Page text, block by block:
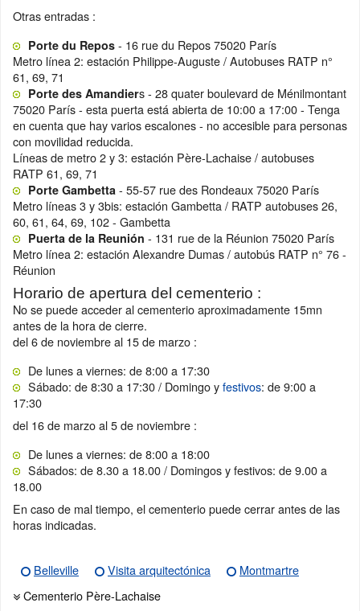
Otras entradas :
Porte du Repos - 16 rue du Repos 75020 París
Metro línea 2: estación Philippe-Auguste / Autobuses RATP n°
61, 69, 71
Porte des Amandiers - 28 quater boulevard de Ménilmontant
75020 París - esta puerta está abierta de 10:00 a 17:00 - Tenga
en cuenta que hay varios escalones - no accesible para personas
con movilidad reducida.
Líneas de metro 2 y 3: estación Père-Lachaise / autobuses
RATP 61, 69, 71
Porte Gambetta - 55-57 rue des Rondeaux 75020 París
Metro líneas 3 y 3bis: estación Gambetta / RATP autobuses 26,
60, 61, 64, 69, 102 - Gambetta
Puerta de la Reunión - 131 rue de la Réunion 75020 París
Metro línea 2: estación Alexandre Dumas / autobús RATP n° 76 -
Réunion
Horario de apertura del cementerio :
No se puede acceder al cementerio aproximadamente 15mn
antes de la hora de cierre.
del 6 de noviembre al 15 de marzo :
De lunes a viernes: de 8:00 a 17:30
Sábado: de 8:30 a 17:30 / Domingo yfestivos: de 9:00 a
17:30
del 16 de marzo al 5 de noviembre :
De lunes a viernes: de 8:00 a 18:00
Sábados: de 8.30 a 18.00 / Domingos y festivos: de 9.00 a
18.00
En caso de mal tiempo, el cementerio puede cerrar antes de las
horas indicadas.
Belleville Visita arquitectónica
Montmartre
Cementerio Père-Lachaise